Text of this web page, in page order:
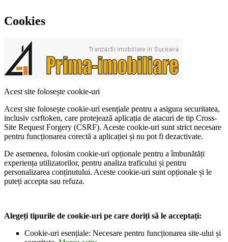
Cookies
Acest site folosește cookie-uri
Acest site folosește cookie-uri esențiale pentru a asigura securitatea,
inclusiv csrftoken, care protejează aplicația de atacuri de tip Cross-
Site Request Forgery (CSRF). Aceste cookie-uri sunt strict necesare
pentru funcționarea corectă a aplicației și nu pot fi dezactivate.
De asemenea, folosim cookie-uri opționale pentru a îmbunătăți
experiența utilizatorilor, pentru analiza traficului și pentru
personalizarea conținutului. Aceste cookie-uri sunt opționale și le
puteți accepta sau refuza.
Alegeți tipurile de cookie-uri pe care doriți să le acceptați:
Cookie-uri esențiale: Necesare pentru funcționarea site-ului și